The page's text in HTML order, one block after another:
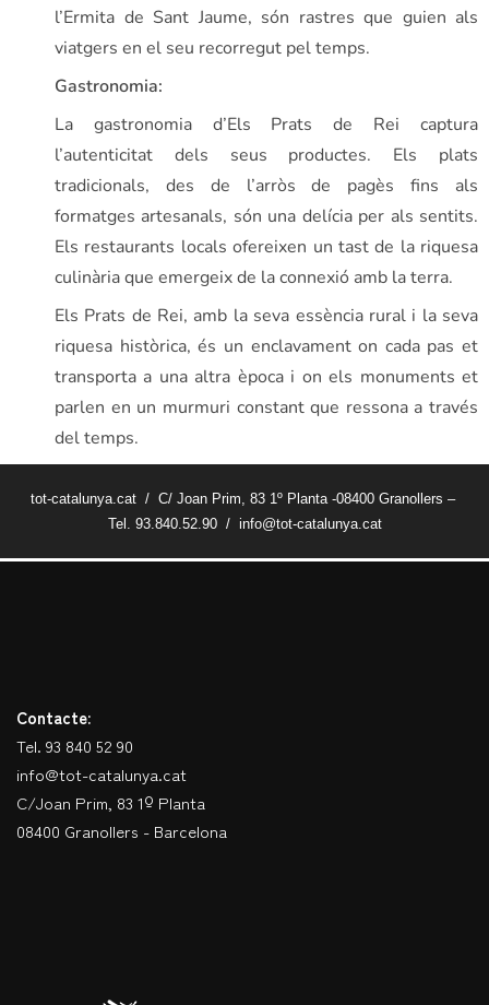
l’Ermita de Sant Jaume, són rastres que guien als
viatgers en el seu recorregut pel temps.
Gastronomia:
La gastronomia d’Els Prats de Rei captura
l’autenticitat dels seus productes. Els plats
tradicionals, des de l’arròs de pagès fins als
formatges artesanals, són una delícia per als sentits.
Els restaurants locals ofereixen un tast de la riquesa
culinària que emergeix de la connexió amb la terra.
Els Prats de Rei, amb la seva essència rural i la seva
riquesa històrica, és un enclavament on cada pas et
transporta a una altra època i on els monuments et
parlen en un murmuri constant que ressona a través
del temps.
tot-catalunya.cat / C/ Joan Prim, 83 1º Planta -08400 Granollers –
Tel. 93.840.52.90 / info@tot-catalunya.cat
Contacte:
Tel. 93 840 52 90
info@tot-catalunya.cat
C/Joan Prim, 83 1º Planta
08400 Granollers - Barcelona